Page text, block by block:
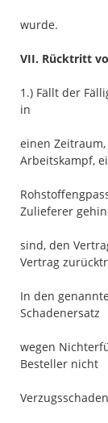
wurde.
VII. Rücktritt
1.) Fällt der
in
einen
Arbeitskampf,
Zulieferer
sind, den
Vertrag
In den
Schadenersatz
wegen
Besteller nicht